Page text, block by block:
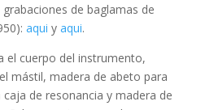
de baglamas de
: aqui y aqui.
el cuerpo del instrumento,
mástil, madera de abeto para
de resonancia y madera de